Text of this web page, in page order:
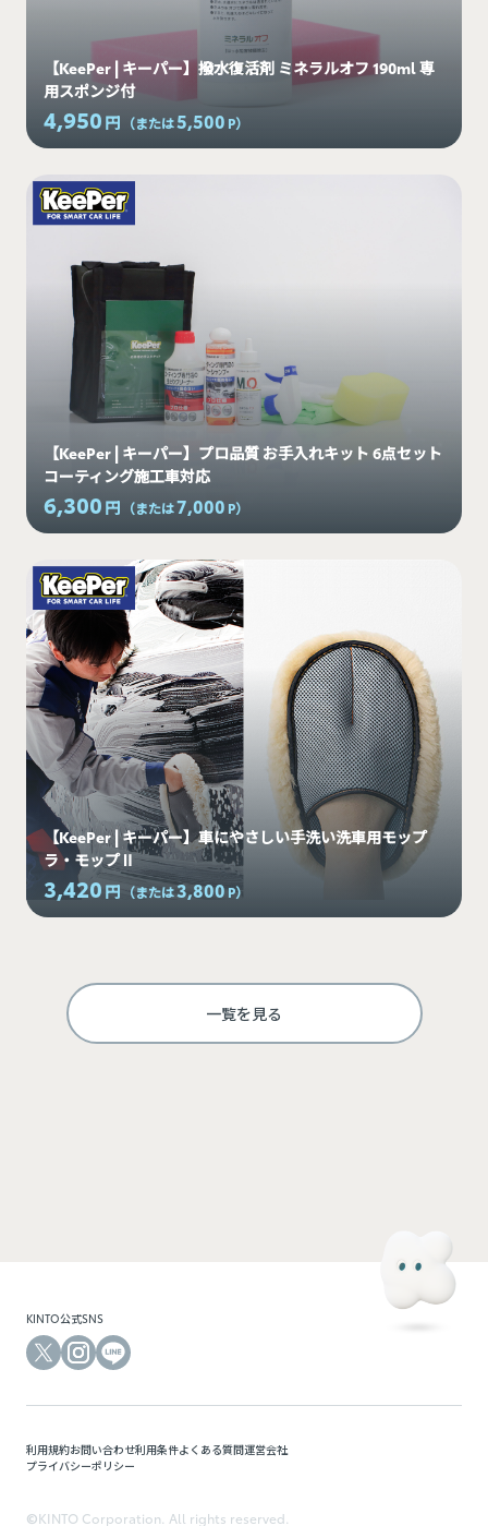
【KeePer | キーパー】撥水復活剤 ミネラルオフ 190ml 専
用スポンジ付
4,950 円 （または5,500 P）
【KeePer | キーパー】プロ品質 お手入れキット 6点セット
コーティング施工車対応
6,300 円 （または7,000 P）
【KeePer | キーパー】車にやさしい手洗い洗車用モップ
ラ・モップⅡ
3,420 円 （または3,800P）
一覧を見る
KINTO公式SNS
利用規約お問い合わせ利用条件よくある質問運営会社
プライバシーポリシー
©KINTO Corporation. All rights reserved.